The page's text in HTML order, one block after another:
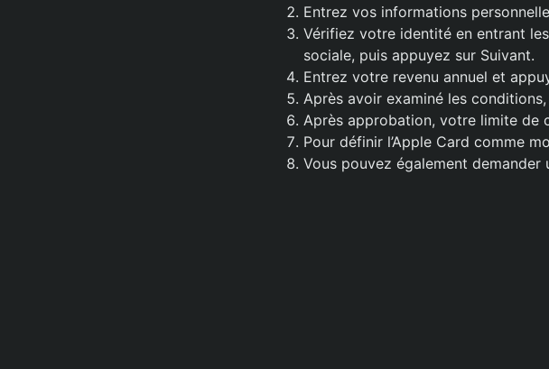
Entrez vos informations
Vérifiez votre identité en entrant
sociale, puis appuyez sur Suivant.
Entrez votre revenu annuel et
Après avoir examiné les
Après approbation, votre limite de
Pour définir l’Apple Card comme
Vous pouvez également